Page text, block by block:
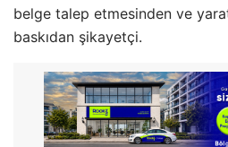
belge talep etmesinden ve
baskıdan şikayetçi.